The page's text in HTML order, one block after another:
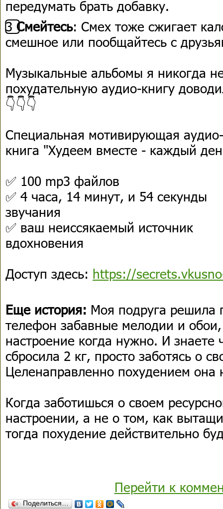
передумать брать добавку.
3️⃣Смейтесь: Смех тоже сжигает
смешное или пообщайтесь с
Музыкальные альбомы я никогда
похудательную аудио-книгу
👇👇👇
Специальная мотивирующая аудио-
книга "Худеем вместе - каждый
✅ 100 mp3 файлов
✅ 4 часа, 14 минут, и 54 секунды
звучания
✅ ваш неиссякаемый источник
вдохновения
Доступ здесь: https://
Еще история: Моя подруга решила
телефон забавные мелодии и
настроение когда нужно. И знаете
сбросила 2 кг, просто заботясь о
Целенаправленно похудением она
Когда заботишься о своем
настроении, а не о том, как
тогда похудение действительно
Перейти к
Поделиться…